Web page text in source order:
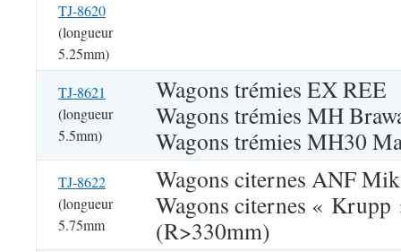
TJ-8620
(longueur
5.25mm)
TJ-8621
(longueur
5.5mm)
Wagons trémies EX REE
Wagons trémies MH
Wagons trémies MH30
TJ-8622
(longueur
5.75mm
Wagons citernes ANF
Wagons citernes « Krupp
(R>330mm)